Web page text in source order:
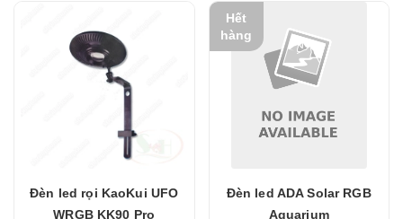
Đèn led rọi KaoKui UFO
WRGB KK90 Pro
Hết
hàng
Đèn led ADA Solar RGB
Aquarium